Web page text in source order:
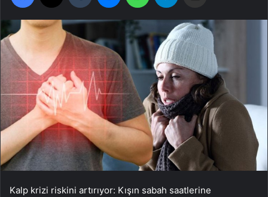
Kalp krizi riskini artırıyor: Kışın sabah saatlerine